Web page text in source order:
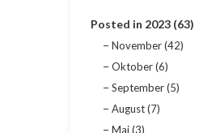
Posted in 2023 (63)
November (42)
Oktober (6)
September (5)
August (7)
Mai (3)